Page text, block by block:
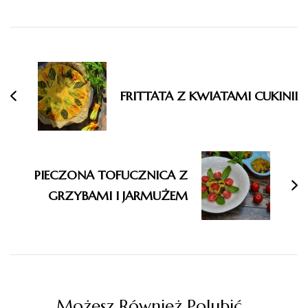
wpisu
FRITTATA Z KWIATAMI CUKINII
PIECZONA TOFUCZNICA Z
GRZYBAMI I JARMUŻEM